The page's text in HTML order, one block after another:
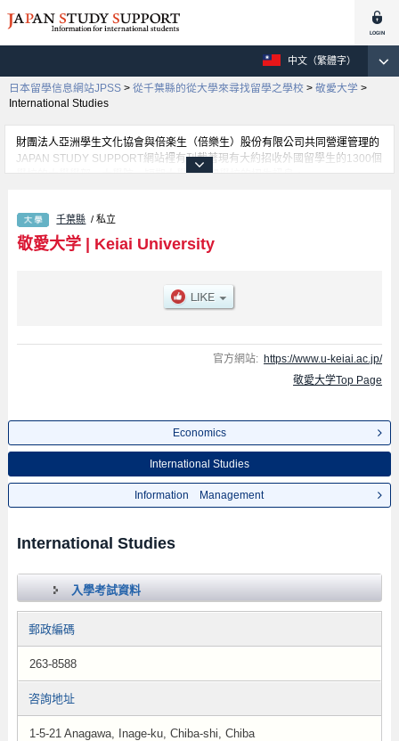
中文（繁體字）
日本留學信息網站JPSS > 從千葉縣的從大學來尋找留學之學校 > 敬愛大学 >
International Studies
財團法人亞洲學生文化協會與倍楽生（倍樂生）股份有限公司共同營運管理的
JAPAN STUDY SUPPORT網站裡有刊載著現有大約招收外國留學生的1300個
學校的大學學部、大學院、短期大學、專門學校的招生訊息。
招收名額、合格人數等考試資訊、設施介紹、聯絡方式等對外國留學生是必要
之訊息都刊載於此，請務必查閱及利用此網站。
千葉縣 / 私立
敬愛大学| Keiai University
官方網站: https://www.u-keiai.ac.jp/
敬愛大学Top Page
Economics
International Studies
Information Management
International Studies
入學考試資料
郵政編碼
263-8588
咨詢地址
1-5-21 Anagawa, Inage-ku, Chiba-shi, Chiba